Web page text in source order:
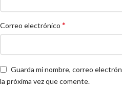
Correo electrónico *
Guarda mi nombre, correo
la próxima vez que comente.